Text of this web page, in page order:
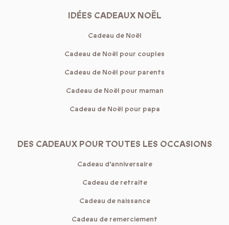
IDÉES CADEAUX NOËL
Cadeau de Noël
Cadeau de Noël pour couples
Cadeau de Noël pour parents
Cadeau de Noël pour maman
Cadeau de Noël pour papa
DES CADEAUX POUR TOUTES LES OCCASIONS
Cadeau d'anniversaire
Cadeau de retraite
Cadeau de naissance
Cadeau de remerciement